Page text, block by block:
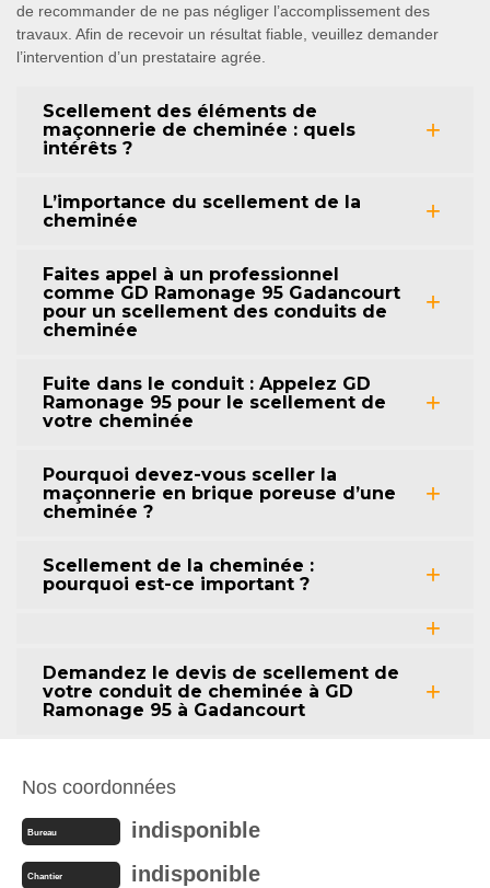
de recommander de ne pas négliger l’accomplissement des
travaux. Afin de recevoir un résultat fiable, veuillez demander
l’intervention d’un prestataire agrée.
Scellement des éléments de
maçonnerie de cheminée : quels
intérêts ?
L’importance du scellement de la
cheminée
Faites appel à un professionnel
comme GD Ramonage 95 Gadancourt
pour un scellement des conduits de
cheminée
Fuite dans le conduit : Appelez GD
Ramonage 95 pour le scellement de
votre cheminée
Pourquoi devez-vous sceller la
maçonnerie en brique poreuse d’une
cheminée ?
Scellement de la cheminée :
pourquoi est-ce important ?
Demandez le devis de scellement de
votre conduit de cheminée à GD
Ramonage 95 à Gadancourt
Nos coordonnées
Bureau indisponible
Chantier indisponible